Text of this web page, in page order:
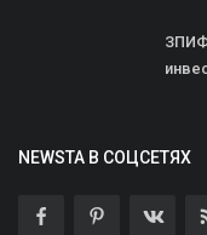
NEWSTA В СОЦСЕТЯХ